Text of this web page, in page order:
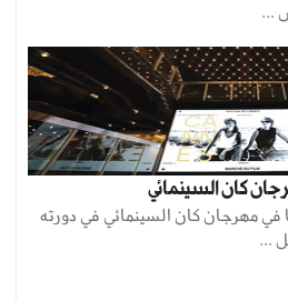
...
كان السينمائي
في مهرجان كان السينمائي في دورته